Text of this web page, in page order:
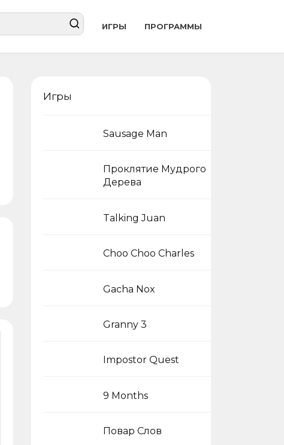
ИГРЫ ПРОГРАММЫ
Игры
Sausage Man
Проклятие Мудрого
Дерева
Talking Juan
Choo Choo Charles
Gacha Nox
Granny 3
Impostor Quest
9 Months
Повар Слов